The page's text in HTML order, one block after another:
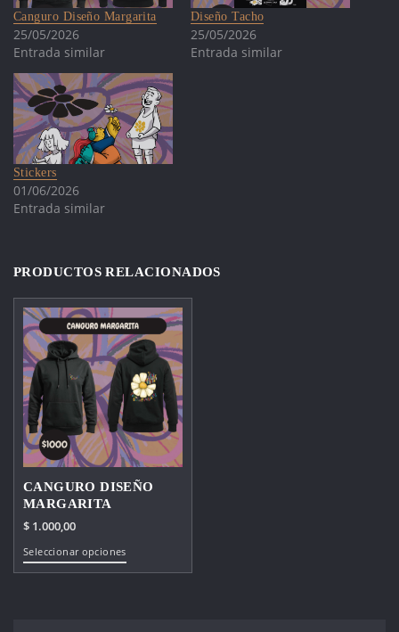
Canguro Diseño Margarita
25/05/2026
Entrada similar
Diseño Tacho
25/05/2026
Entrada similar
Stickers
01/06/2026
Entrada similar
PRODUCTOS RELACIONADOS
CANGURO DISEÑO
MARGARITA
$ 1.000,00
Seleccionar opcionesEste
producto